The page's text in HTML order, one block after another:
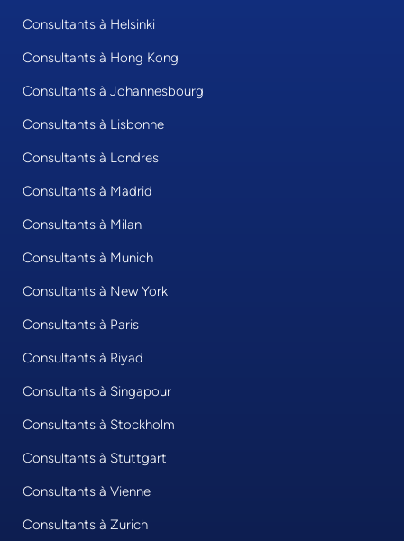
Consultants à Helsinki
Consultants à Hong Kong
Consultants à Johannesbourg
Consultants à Lisbonne
Consultants à Londres
Consultants à Madrid
Consultants à Milan
Consultants à Munich
Consultants à New York
Consultants à Paris
Consultants à Riyad
Consultants à Singapour
Consultants à Stockholm
Consultants à Stuttgart
Consultants à Vienne
Consultants à Zurich